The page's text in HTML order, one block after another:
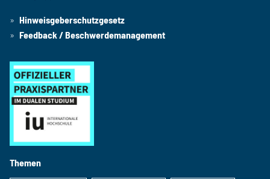
Hinweisgeberschutzgesetz
Feedback / Beschwerdemanagement
Themen